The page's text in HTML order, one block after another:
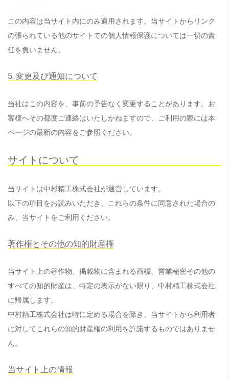
この内容は当サイト内にのみ適用されます。当サイトからリンク
の張られている他のサイトでの個人情報保護については一切の責
任を負いません。
5. 変更及び通知について
当社はこの内容を、事前の予告なく変更することがあります。お
客様へその都度ご連絡はいたしかねますので、ご利用の際には本
ページの最新の内容をご参照ください。
サイトについて
当サイトは中村精工株式会社が運営しています。
以下の項目をお読みいただき、これらの条件に同意された場合の
み、当サイトをご利用ください。
著作権とその他の知的財産権
当サイト上の著作物、掲載物に含まれる商標、営業秘密その他の
すべての知的財産は、特定の表示がない限り、中村精工株式会社
に帰属します。
中村精工株式会社は特に定める場合を除き、当サイトから利用者
に対してこれらの知的財産権の利用を許諾するものではありませ
ん。
当サイト上の情報